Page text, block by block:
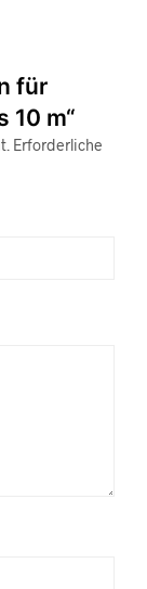
für
10 m“
Erforderliche